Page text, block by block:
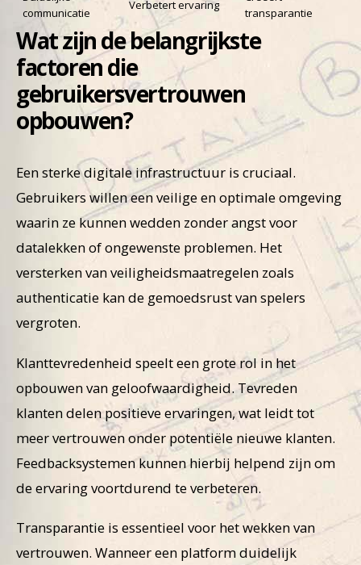
communicatie
Verbetert ervaring
transparantie
Wat zijn de belangrijkste
factoren die
gebruikersvertrouwen
opbouwen?
Een sterke digitale infrastructuur is cruciaal.
Gebruikers willen een veilige en optimale omgeving
waarin ze kunnen wedden zonder angst voor
datalekken of ongewenste problemen. Het
versterken van veiligheidsmaatregelen zoals
authenticatie kan de gemoedsrust van spelers
vergroten.
Klanttevredenheid speelt een grote rol in het
opbouwen van geloofwaardigheid. Tevreden
klanten delen positieve ervaringen, wat leidt tot
meer vertrouwen onder potentiële nieuwe klanten.
Feedbacksystemen kunnen hierbij helpend zijn om
de ervaring voortdurend te verbeteren.
Transparantie is essentieel voor het wekken van
vertrouwen. Wanneer een platform duidelijk